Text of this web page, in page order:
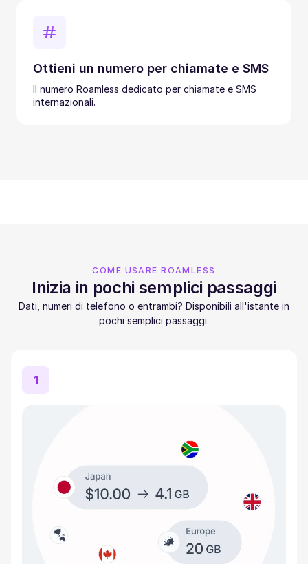
Ottieni un numero per chiamate e SMS
Il numero Roamless dedicato per chiamate e SMS
internazionali.
COME USARE ROAMLESS
Inizia in pochi semplici passaggi
Dati, numeri di telefono o entrambi? Disponibili all'istante in
pochi semplici passaggi.
1